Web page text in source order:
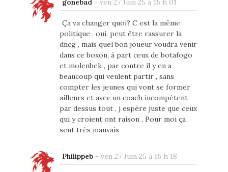
Ça va changer quoi? C est la même
politique , oui, peut être rassurer la
dncg , mais quel bon joueur voudra venir
dans ce boxon, à part ceux de botafogo
et molenbek , par contre il y en a
beaucoup qui veulent partir , sans
compter les jeunes qui vont se former
ailleurs et avec un coach incompétent
par dessus tout , j espère juste que ceux
qui y croient ont raison . Pour moi ça
sent très mauvais
Philippeb- ven 27 Juin 25 à 15 h 18